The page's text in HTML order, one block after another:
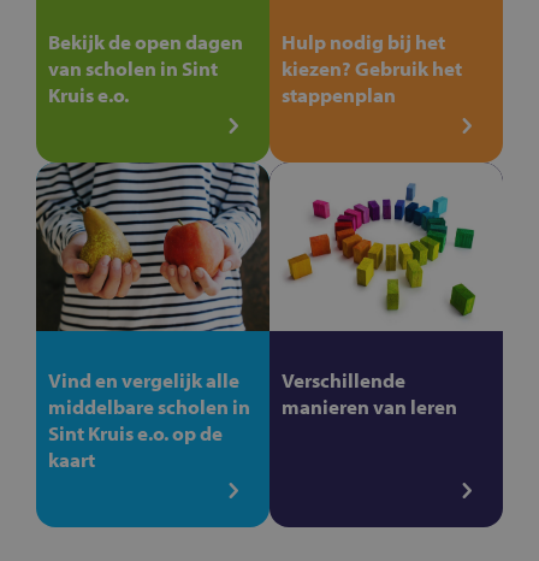
Bekijk de open dagen
van scholen in Sint
Kruis e.o.
Hulp nodig bij het
kiezen? Gebruik het
stappenplan
Vind en vergelijk alle
middelbare scholen in
Sint Kruis e.o. op de
kaart
Verschillende
manieren van leren